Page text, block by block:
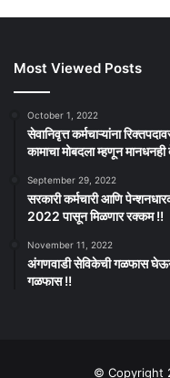
Most Viewed Posts
October 1, 2022
सेवानिवृत्त कर्मचाऱ्यांना
कामाचा मोबदला म्हणून मानधनही
September 29, 2022
सरकारी कर्मचारी आणि
2022 पासून मिळणार रक्कम !!
November 11, 2022
अंगणवाडी सेविकेची गळफास
गळफास !!
© Copyright